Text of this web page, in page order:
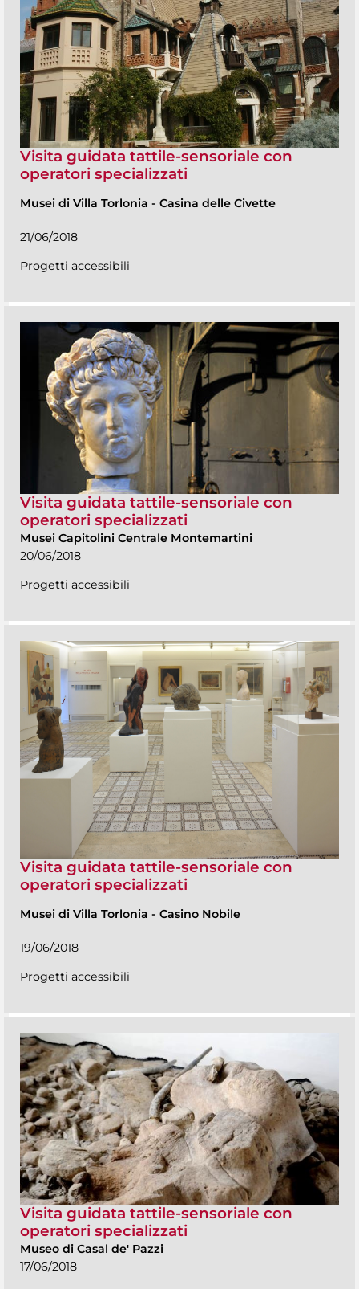
Visita guidata tattile-sensoriale con
operatori specializzati
Musei di Villa Torlonia - Casina delle Civette
21/06/2018
Progetti accessibili
Visita guidata tattile-sensoriale con
operatori specializzati
Musei Capitolini Centrale Montemartini
20/06/2018
Progetti accessibili
Visita guidata tattile-sensoriale con
operatori specializzati
Musei di Villa Torlonia - Casino Nobile
19/06/2018
Progetti accessibili
Visita guidata tattile-sensoriale con
operatori specializzati
Museo di Casal de' Pazzi
17/06/2018